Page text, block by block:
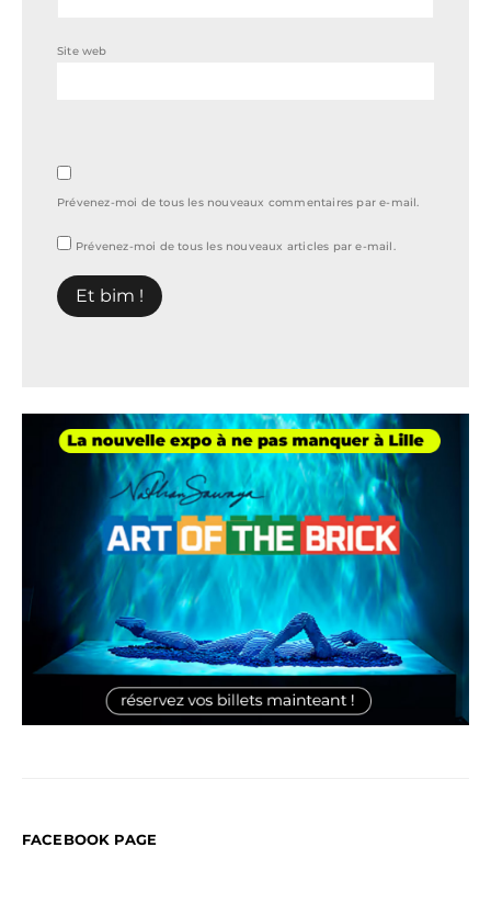
Site web
Prévenez-moi de tous les nouveaux commentaires par e-mail.
Prévenez-moi de tous les nouveaux articles par e-mail.
FACEBOOK PAGE